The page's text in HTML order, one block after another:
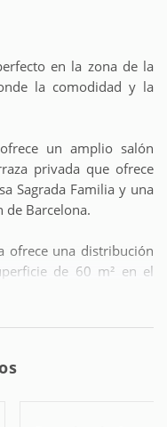
en la zona de la
la comodidad y la
un amplio salón
privada que ofrece
Sagrada Familia y una
de Barcelona.
ofrece una distribución
de 60 m² en el
Barcelona y de las
Con capacidad
con una confortable